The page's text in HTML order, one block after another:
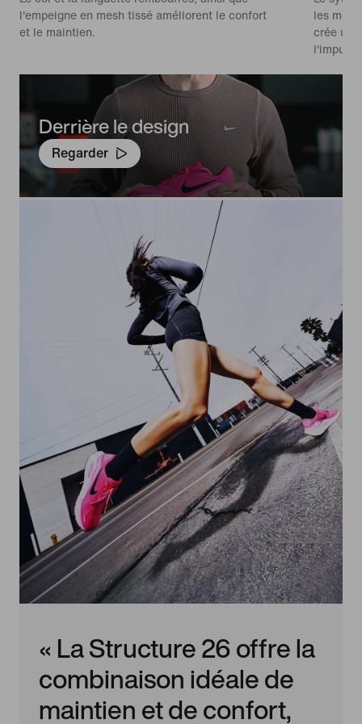
l'empeigne en mesh tissé améliorent le confort
et le maintien.
les
crée
Derrière le design
Regarder
« La Structure 26 offre la
combinaison idéale de
maintien et de confort,